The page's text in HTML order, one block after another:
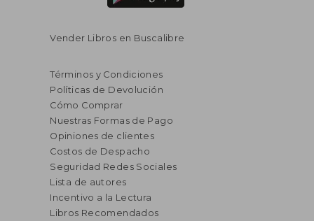
Vender Libros en Buscalibre
Términos y Condiciones
Políticas de Devolución
Cómo Comprar
Nuestras Formas de Pago
Opiniones de clientes
Costos de Despacho
Seguridad Redes Sociales
Lista de autores
Incentivo a la Lectura
Libros Recomendados